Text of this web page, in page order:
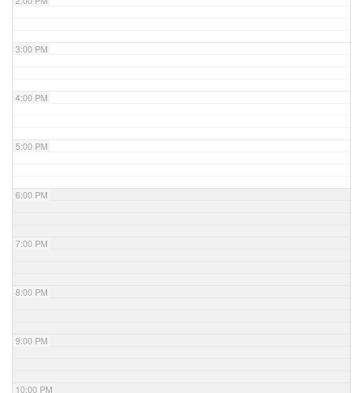
3:00 PM
4:00 PM
5:00 PM
6:00 PM
7:00 PM
8:00 PM
9:00 PM
10:00 PM